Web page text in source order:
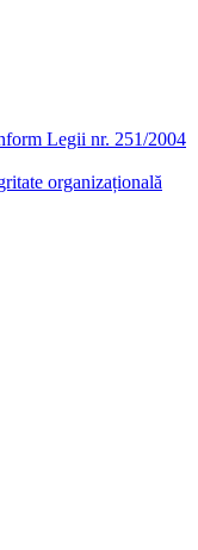
Legii nr. 251/2004
organizațională